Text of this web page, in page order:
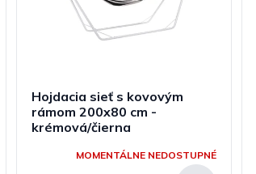
Hojdacia sieť s kovovým
rámom 200x80 cm -
krémová/čierna
MOMENTÁLNE NEDOSTUPNÉ